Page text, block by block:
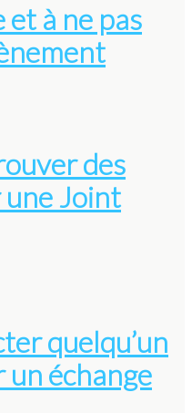
et à ne pas
des
Joint
quelqu’un
échange